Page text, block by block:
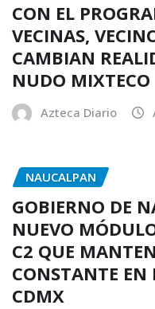
CON EL
VECINAS,
CAMBIAN
NUDO MIXTECO
Azteca Diario
NAUCALPAN
GOBIERNO DE
NUEVO
C2 QUE
CONSTANTE EN
CDMX